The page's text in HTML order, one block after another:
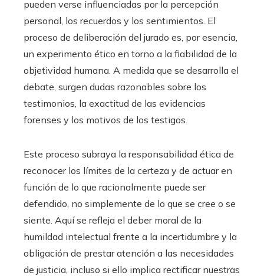
pueden verse influenciadas por la percepción
personal, los recuerdos y los sentimientos. El
proceso de deliberación del jurado es, por esencia,
un experimento ético en torno a la fiabilidad de la
objetividad humana. A medida que se desarrolla el
debate, surgen dudas razonables sobre los
testimonios, la exactitud de las evidencias
forenses y los motivos de los testigos.
Este proceso subraya la responsabilidad ética de
reconocer los límites de la certeza y de actuar en
función de lo que racionalmente puede ser
defendido, no simplemente de lo que se cree o se
siente. Aquí se refleja el deber moral de la
humildad intelectual frente a la incertidumbre y la
obligación de prestar atención a las necesidades
de justicia, incluso si ello implica rectificar nuestras